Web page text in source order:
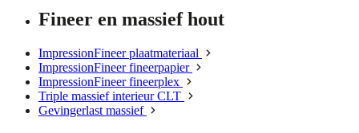
Fineer en massief hout
ImpressionFineer plaatmateriaal
ImpressionFineer fineerpapier
ImpressionFineer fineerplex
Triple massief interieur CLT
Gevingerlast massief